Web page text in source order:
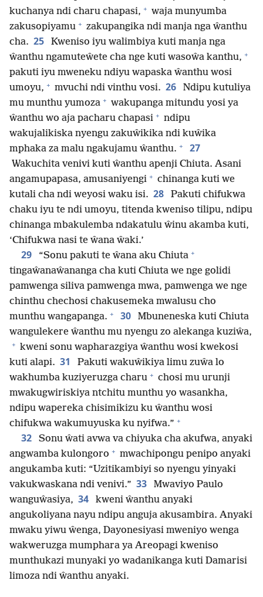
kuchanya ndi charu chapasi, + waja munyumba
zakusopiyamu + zakupangika ndi manja nga ŵanthu
cha. 25
Kweniso iyu walimbiya kuti manja nga
ŵanthu ngamuteŵete cha nge kuti wasoŵa kanthu, +
pakuti iyu mweneku ndiyu wapaska ŵanthu wosi
umoyu, + mvuchi ndi vinthu vosi. 26
Ndipu kutuliya
mu munthu yumoza + wakupanga mitundu yosi ya
ŵanthu wo aja pacharu chapasi + ndipu
wakujalikiska nyengu zakuŵikika ndi kuŵika
mphaka za malu ngakujamu ŵanthu. + 27
Wakuchita venivi kuti ŵanthu apenji Chiuta. Asani
angamupapasa, amusaniyengi + chinanga kuti we
kutali cha ndi weyosi waku isi. 28
Pakuti chifukwa
chaku iyu te ndi umoyu, titenda kweniso tilipu, ndipu
chinanga mbakulemba ndakatulu ŵinu akamba kuti,
‘Chifukwa nasi te ŵana ŵaki.’
29 “Sonu pakuti te ŵana aku Chiuta +
tingaŵanaŵananga cha kuti Chiuta we nge golidi
pamwenga siliva pamwenga mwa, pamwenga we nge
chinthu chechosi chakusemeka mwalusu cho
munthu wangapanga. + 30
Mbuneneska kuti Chiuta
wangulekere ŵanthu mu nyengu zo alekanga kuziŵa,
+ kweni sonu wapharazgiya ŵanthu wosi kwekosi
kuti alapi. 31
Pakuti wakuŵikiya limu zuŵa lo
wakhumba kuziyeruzga charu + chosi mu urunji
mwakugwiriskiya ntchitu munthu yo wasankha,
ndipu wapereka chisimikizu ku ŵanthu wosi
chifukwa wakumuyuska ku nyifwa.” +
32
Sonu ŵati avwa va chiyuka cha akufwa, anyaki
angwamba kulongoro + mwachipongu penipo anyaki
angukamba kuti: “Uzitikambiyi so nyengu yinyaki
vakukwaskana ndi venivi.” 33
Mwaviyo Paulo
wanguŵasiya, 34
kweni ŵanthu anyaki
angukoliyana nayu ndipu anguja akusambira. Anyaki
mwaku yiwu ŵenga, Dayonesiyasi mweniyo wenga
wakweruzga mumphara ya Areopagi kweniso
munthukazi munyaki yo wadanikanga kuti Damarisi
limoza ndi ŵanthu anyaki.